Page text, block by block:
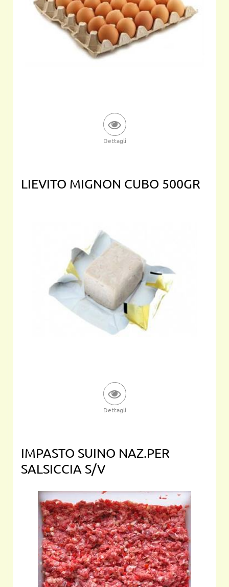
Dettagli
LIEVITO MIGNON CUBO 500GR
Dettagli
IMPASTO SUINO NAZ.PER
SALSICCIA S/V